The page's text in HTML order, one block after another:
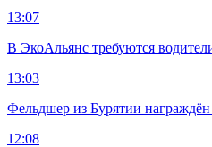
13:07
В ЭкоАльянс требуются
13:03
Фельдшер из Бурятии
12:08